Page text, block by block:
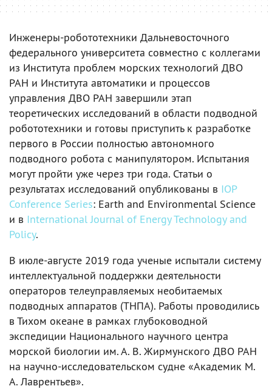
Инженеры-робототехники Дальневосточного
федерального университета совместно с коллегами
из Института проблем морских технологий ДВО
РАН и Института автоматики и процессов
управления ДВО РАН завершили этап
теоретических исследований в области подводной
робототехники и готовы приступить к разработке
первого в России полностью автономного
подводного робота с манипулятором. Испытания
могут пройти уже через три года. Статьи о
результатах исследований опубликованы в IOP
Conference Series: Earth and Environmental Science
и в International Journal of Energy Technology and
Policy.
В июле-августе 2019 года ученые испытали систему
интеллектуальной поддержки деятельности
операторов телеуправляемых необитаемых
подводных аппаратов (ТНПА). Работы проводились
в Тихом океане в рамках глубоководной
экспедиции Национального научного центра
морской биологии им. А. В. Жирмунского ДВО РАН
на научно-исследовательском судне «Академик М.
А. Лаврентьев».